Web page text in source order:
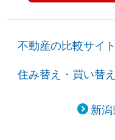
不動産の比較サイ
住み替え・買い替え
新